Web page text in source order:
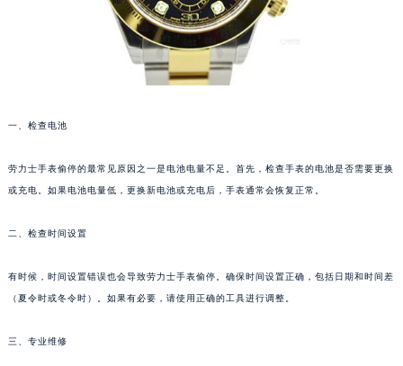
一、检查电池
劳力士手表偷停的最常见原因之一是电池电量不足。首先，检查手表的电池是否需要更换
或充电。如果电池电量低，更换新电池或充电后，手表通常会恢复正常。
二、检查时间设置
有时候，时间设置错误也会导致劳力士手表偷停。确保时间设置正确，包括日期和时间差
（夏令时或冬令时）。如果有必要，请使用正确的工具进行调整。
三、专业维修